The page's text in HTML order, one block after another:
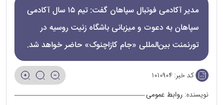
مدیر آکادمی فوتبال سپاهان گفت: تیم ۱۵ سال آکادمی
سپاهان به دعوت و میزبانی باشگاه زنیت روسیه در
تورنمنت بین‌المللی «جام کازاچنوک» حاضر خواهد شد.
کد خبر: ۱۰۱۰۹۰۴
نویسنده: روابط عمومی